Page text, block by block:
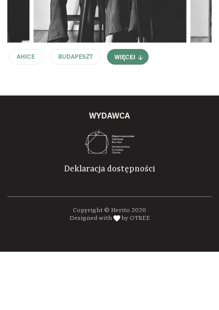
AHICE BUDAPESZT WIĘCEJ
WYDAWCA
Deklaracja dostępności
Copyright © Herito 2020
Designed with
by OTREE